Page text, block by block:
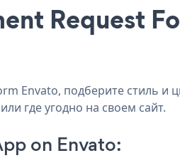
Request
Envato, подберите стиль и
где угодно на своем сайт.
on Envato: